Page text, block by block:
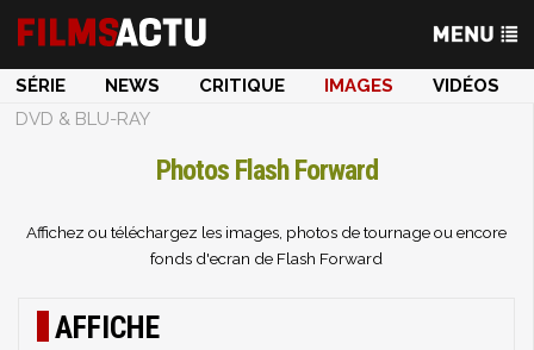
SÉRIE NEWS CRITIQUE IMAGES
VIDÉOS
DVD & BLU-RAY
Photos Flash Forward
Affichez ou téléchargez les images, photos de tournage ou encore
fonds d'ecran de Flash Forward
AFFICHE